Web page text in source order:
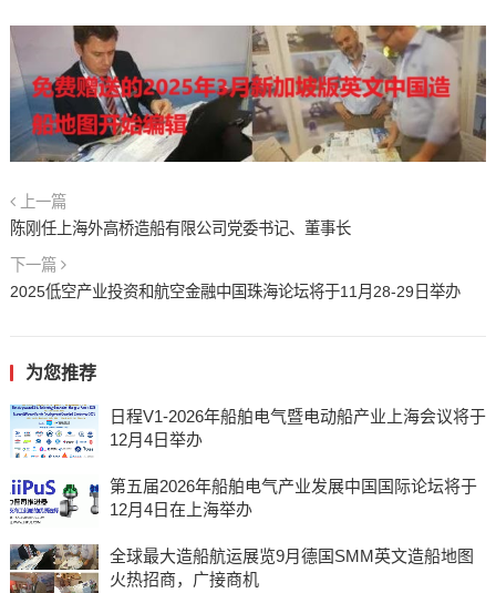
上一篇
陈刚任上海外高桥造船有限公司党委书记、董事长
下一篇
2025低空产业投资和航空金融中国珠海论坛将于11月28-29日举办
为您推荐
日程V1-2026年船舶电气暨电动船产业上海会议将于
12月4日举办
第五届2026年船舶电气产业发展中国国际论坛将于
12月4日在上海举办
全球最大造船航运展览9月德国SMM英文造船地图
火热招商，广接商机